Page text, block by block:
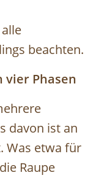
beachten.
vier Phasen
davon ist an
Was etwa für
Raupe